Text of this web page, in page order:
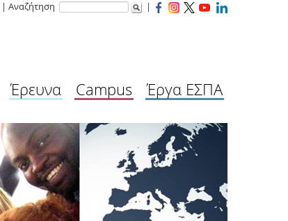
| Αναζήτηση |
Έρευνα Campus Έργα ΕΣΠΑ